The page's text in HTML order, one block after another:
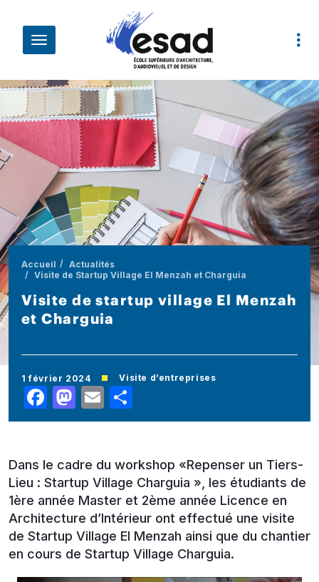
Fil d'Ariane
Accueil
Actualités
Visite de Startup Village El Menzah et Charguia
Visite de startup village El Menzah
et Charguia
1 février 2024 Visite d’entreprises
Facebook
Mastodon
Email
Dans le cadre du workshop «Repenser un Tiers-
Lieu : Startup Village Charguia », les étudiants de
1ère année Master et 2ème année Licence en
Architecture d’Intérieur ont effectué une visite
de Startup Village El Menzah ainsi que du chantier
en cours de Startup Village Charguia.